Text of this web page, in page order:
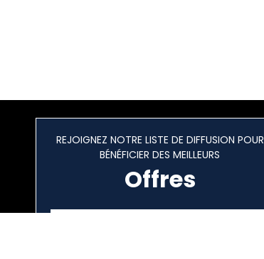
REJOIGNEZ NOTRE LISTE DE DIFFUSION POUR
BÉNÉFICIER DES MEILLEURS
Offres